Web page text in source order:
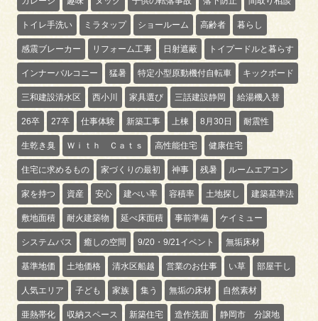
トイレ手洗い ミラタップ ショールーム 高齢者 暮らし
感震ブレーカー リフォーム工事 日射遮蔽 トイプードルと暮らす
インナーバルコニー 猛暑 特定小型原動機付自転車 キックボード
三和建設清水区 西小川 家具選び 三話建設静岡 給湯機入替
26卒 27卒 仕事体験 新築工事 上棟 8月30日 耐震性
生乾き臭 Ｗｉｔｈ Ｃａｔｓ 高性能住宅 健康住宅
住宅に求めるもの 家づくりの最初 神事 残暑 ルームエアコン
家を持つ 資産 安心 建ぺい率 容積率 土地探し 建築基準法
敷地面積 耐火建築物 延べ床面積 事前準備 ケイミュー
システムバス 癒しの空間 9/20・9/21イベント 無垢床材
基準地価 土地価格 清水区船越 営業のお仕事 い草 部屋干し
人気エリア 子ども 家族 集う 無垢の床材 自然素材
亜熱帯化 収納スペース 新築住宅 造作洗面 静岡市 分譲地